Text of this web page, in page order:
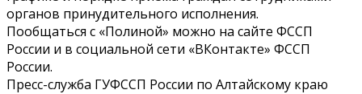
органов принудительного исполнения.
Пообщаться с «Полиной» можно на сайте ФССП
России и в социальной сети «ВКонтакте» ФССП
России.
Пресс-служба ГУФССП России по Алтайскому краю